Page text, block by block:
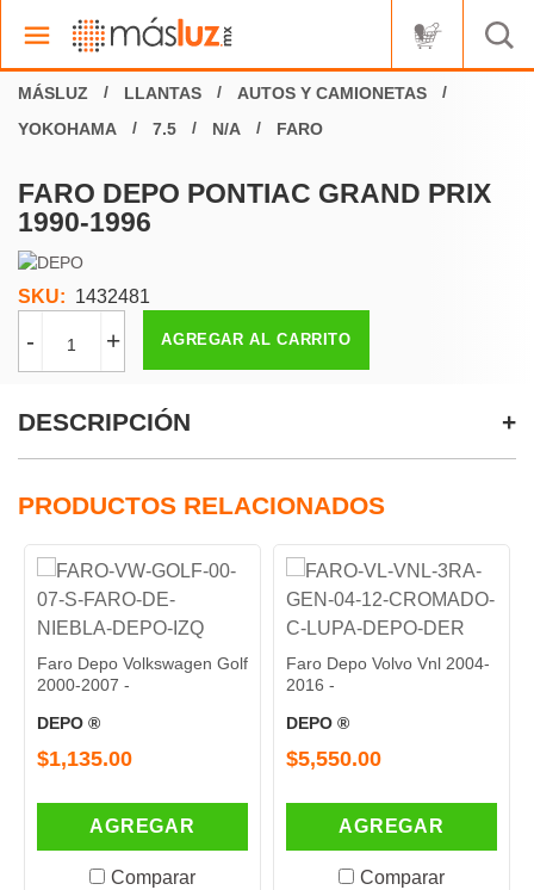
LLANTAS
AUTOS Y CAMIONETAS
YOKOHAMA
7.5 N/A FARO
FARO DEPO PONTIAC GRAND PRIX
1990-1996
SKU: 1432481
- + AGREGAR AL CARRITO
DESCRIPCIÓN
PRODUCTOS RELACIONADOS
Faro Depo Volkswagen Golf
2000-2007 -
DEPO ®
$1,135.00
AGREGAR
Comparar
Faro Depo Volvo Vnl 2004-
2016 -
DEPO ®
$5,550.00
AGREGAR
Comparar